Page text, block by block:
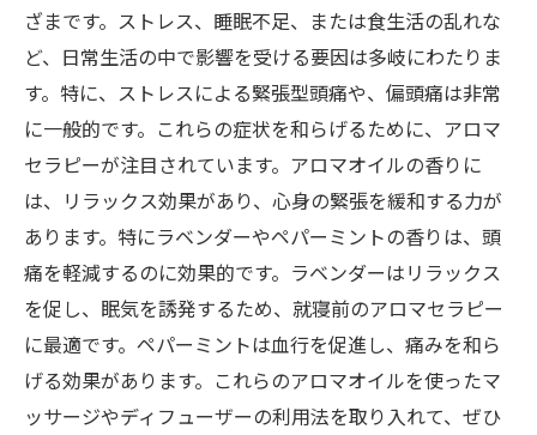
ざまです。ストレス、睡眠不足、または食生活の乱れな
ど、日常生活の中で影響を受ける要因は多岐にわたりま
す。特に、ストレスによる緊張型頭痛や、偏頭痛は非常
に一般的です。これらの症状を和らげるために、アロマ
セラピーが注目されています。アロマオイルの香りに
は、リラックス効果があり、心身の緊張を緩和する力が
あります。特にラベンダーやペパーミントの香りは、頭
痛を軽減するのに効果的です。ラベンダーはリラックス
を促し、眠気を誘発するため、就寝前のアロマセラピー
に最適です。ペパーミントは血行を促進し、痛みを和ら
げる効果があります。これらのアロマオイルを使ったマ
ッサージやディフューザーの利用法を取り入れて、ぜひ